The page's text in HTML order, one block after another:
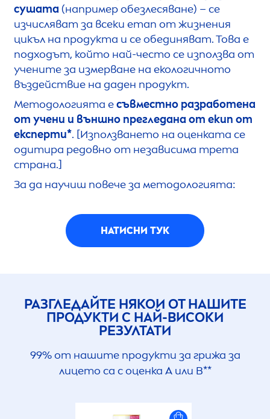
сушата(например обезлесяване) – се
изчисляват за всеки етап от жизнения
цикъл на продукта и се обединяват. Това е
подходът, който най-често се използва от
учените за измерване на екологичното
въздействие на даден продукт.
Методологията есъвместно разработена
от учени и външно прегледана от екип от
експерти*. [Използването на оценката се
одитира редовно от независима трета
страна.]
За да научиш повече за методологията:
НАТИСНИ ТУК
РАЗГЛЕДАЙТЕ НЯКОИ ОТ НАШИТЕ
ПРОДУКТИ С НАЙ-ВИСОКИ
РЕЗУЛТАТИ
99% от нашите продукти за грижа за
лицето са с оценка A или B**